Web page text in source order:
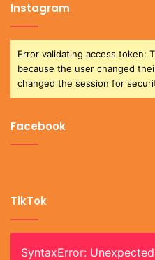
Instagram
Error validating access token:
because the user changed
changed the session for
Facebook
TikTok
SyntaxError: